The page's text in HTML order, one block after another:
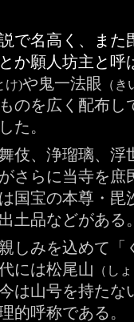
で名高く、また
か願人坊主と呼
け)や鬼一法眼 （
のを広く配布し
た。
伎、浄瑠璃、浮
さらに当寺を庶
国宝の本尊・毘
土品などがある
みを込めて「く
には松尾山
（し
は山号を持たな
的呼称である。